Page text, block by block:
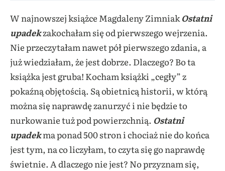
W najnowszej książce Magdaleny ZimniakOstatni
upadekzakochałam się od pierwszego wejrzenia.
Nie przeczytałam nawet pół pierwszego zdania, a
już wiedziałam, że jest dobrze. Dlaczego? Bo ta
książka jest gruba! Kocham książki „cegły” z
pokaźną objętością. Są obietnicą historii, w którą
można się naprawdę zanurzyć i nie będzie to
nurkowanie tuż pod powierzchnią. Ostatni
upadekma ponad 500 stron i chociaż nie do końca
jest tym, na co liczyłam, to czyta się go naprawdę
świetnie. A dlaczego nie jest? No przyznam się,